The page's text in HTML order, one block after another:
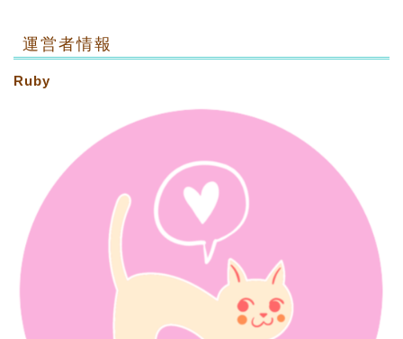
運営者情報
Ruby